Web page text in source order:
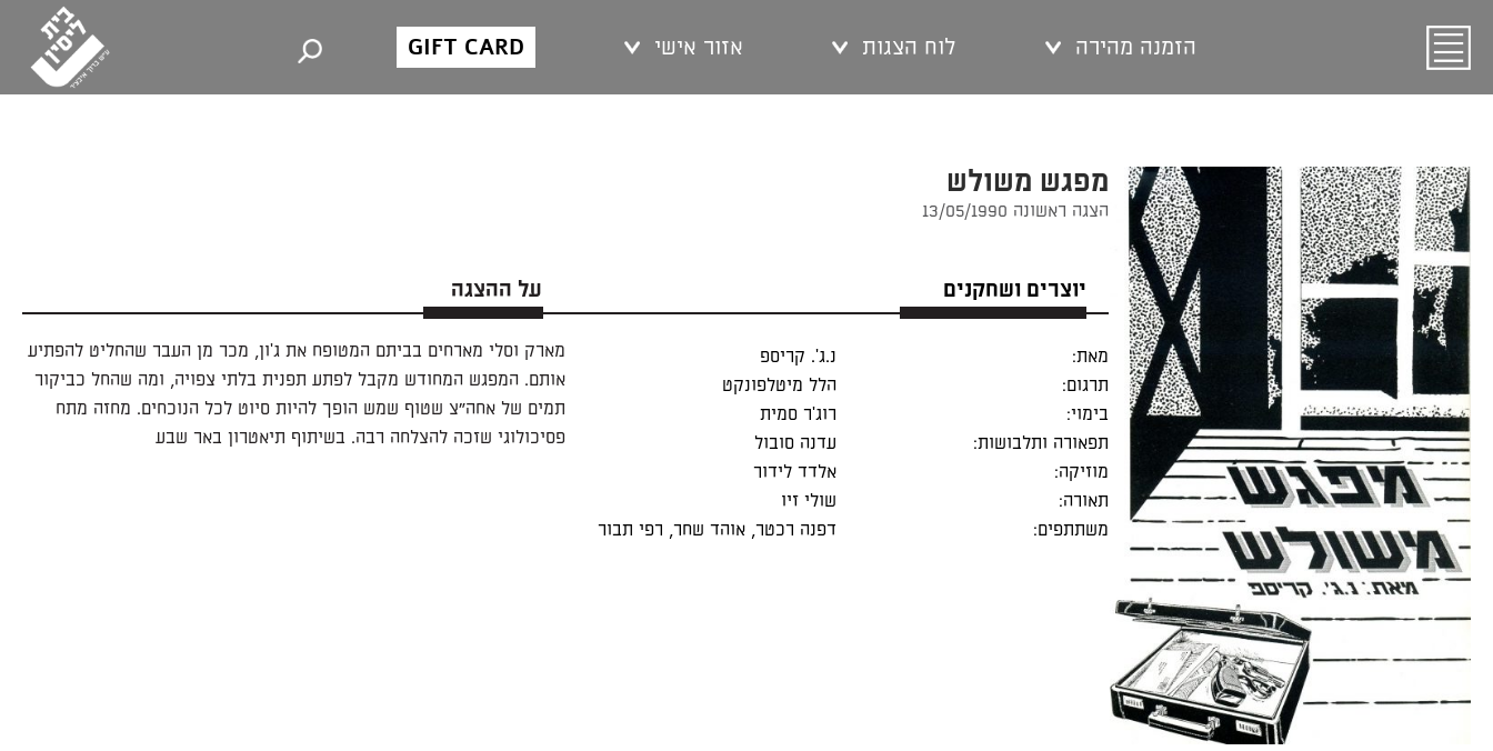
הזמנה מהירה לוח הצגות אזור אישי GIFT CARD
מפגש משולש
הצגה ראשונה 13/05/1990
על ההצגה
מארק וסלי מארחים בביתם המטופח את ג'ון, מכר מן העבר שהחליט להפתיע
אותם. המפגש המחודש מקבל לפתע תפנית בלתי צפויה, ומה שהחל כביקור
תמים של אחה"צ שטוף שמש הופך להיות סיוט לכל הנוכחים. מחזה מתח
פסיכולוגי שזכה להצלחה רבה. בשיתוף תיאטרון באר שבע
יוצרים ושחקנים
מאת:
נ.ג'. קריספ
תרגום:
הלל מיטלפונקט
בימוי:
רוג'ר סמית
תפאורה ותלבושות:
עדנה סובול
מוזיקה:
אלדד לידור
תאורה:
שולי זיו
משתתפים:
דפנה רכטר אוהד שחר רפי תבור